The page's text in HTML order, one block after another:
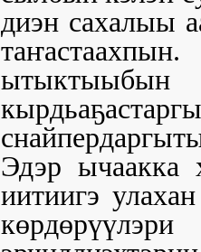
диэн сахалыы
Эдэр ычаакка
иитиигэ